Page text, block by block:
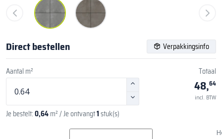
Direct bestellen Verpakkingsinfo
Aantal m²
Je bestelt:0,64m²/ Je ontvangt1stuk(s)
Totaal
48,64
incl. BTW